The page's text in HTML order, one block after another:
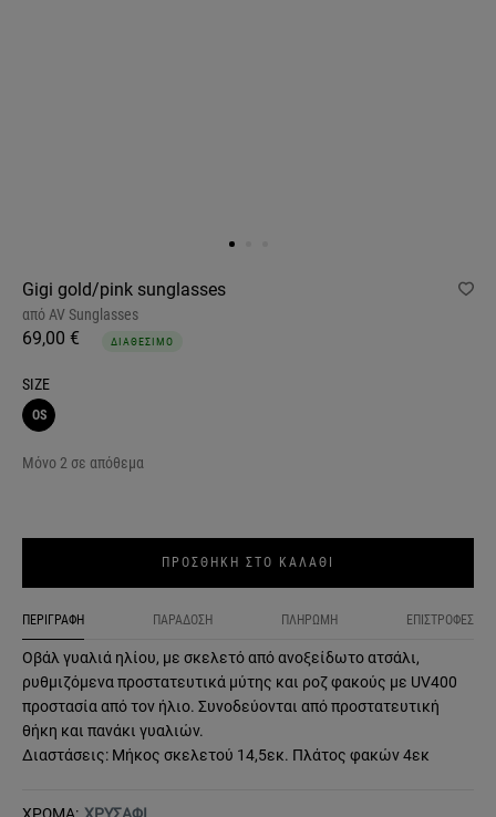
Gigi gold/pink sunglasses
από AV Sunglasses
69,00 € ΔΙΑΘΕΣΙΜΟ
SIZE
OS
Μόνο 2 σε απόθεμα
ΠΡΟΣΘΗΚΗ ΣΤΟ ΚΑΛΑΘΙ
ΠΕΡΙΓΡΑΦΗ ΠΑΡΑΔΟΣΗ ΠΛΗΡΩΜΗ ΕΠΙΣΤΡΟΦΕΣ
Οβάλ γυαλιά ηλίου, με σκελετό από ανοξείδωτο ατσάλι,
ρυθμιζόμενα προστατευτικά μύτης και ροζ φακούς με UV400
προστασία από τον ήλιο. Συνοδεύονται από προστατευτική
θήκη και πανάκι γυαλιών.
Διαστάσεις: Μήκος σκελετού 14,5εκ. Πλάτος φακών 4εκ